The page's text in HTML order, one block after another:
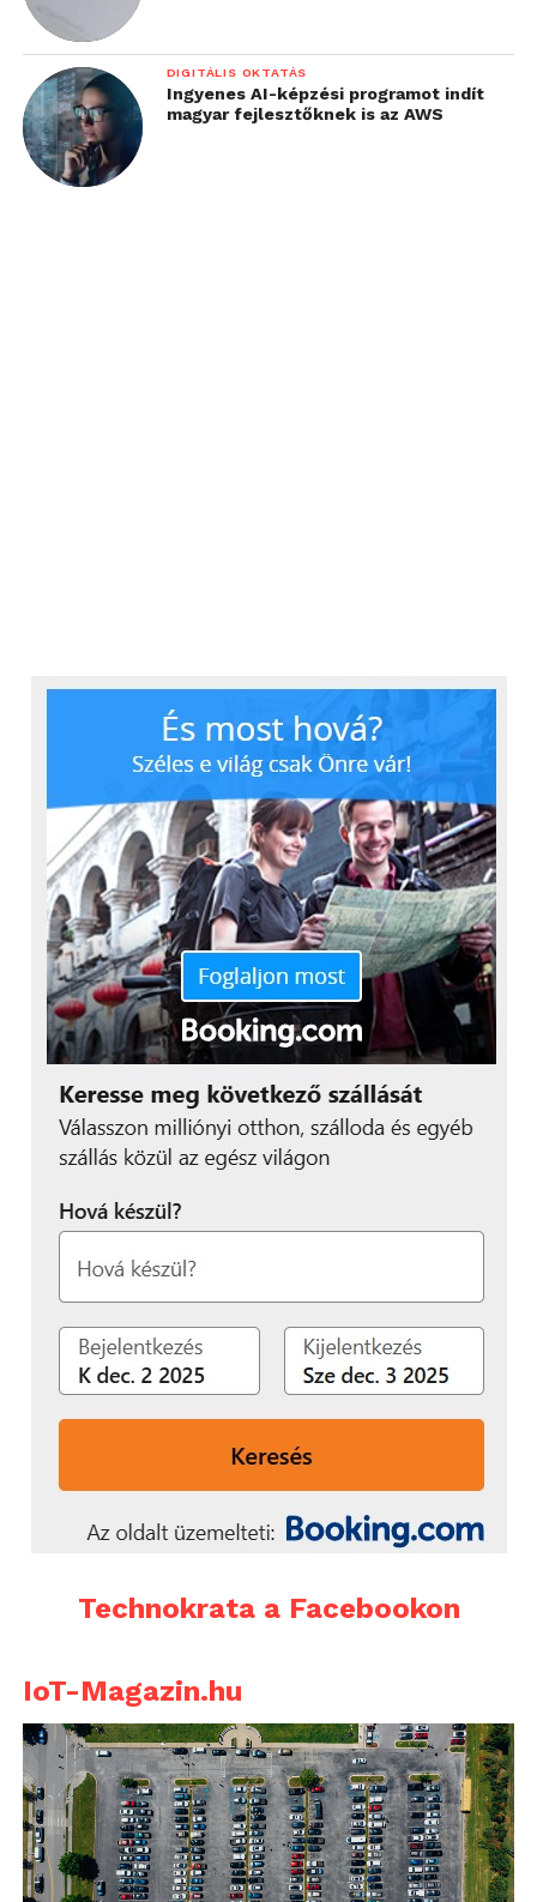
DIGITÁLIS OKTATÁS
Ingyenes AI-képzési programot indít
magyar fejlesztőknek is az AWS
Technokrata a Facebookon
IoT-Magazin.hu